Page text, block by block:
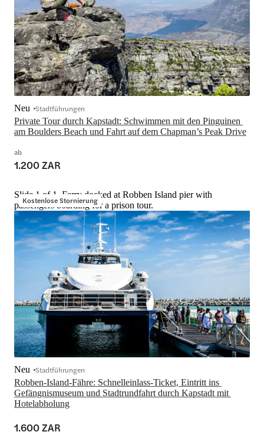
Private Tour durch Kapstadt: Schwimmen mit den Pinguinen
am Boulders Beach und Fahrt auf dem Chapman’s Peak Drive
Neu Stadtführungen
ab
1.200 ZAR
Kostenlose Stornierung
Slide 1 of 1, Ferry docked at Robben Island pier with
passengers boarding for a prison tour.
Robben-Island-Fähre: Schnelleinlass-Ticket, Eintritt ins
Gefängnismuseum und Stadtrundfahrt durch Kapstadt mit
Hotelabholung
Neu Stadtführungen
1.600 ZAR